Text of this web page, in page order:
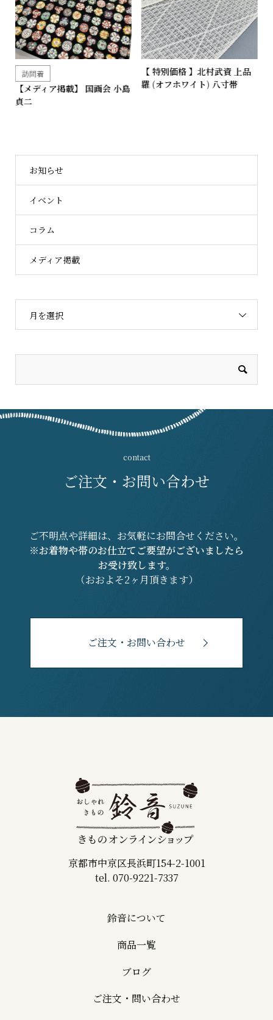
別価格 】北村武資 上品
フホワイト) 八寸帯
【10%OFF】国画会 鈴木紀
訪問着
お知らせ
イベント
コラム
メディア掲載
月を選択
ご注文・お問い合わせ
ご不明点や詳細は、お気軽にお問合せください。
※お着物や帯のお仕立てご要望がございましたら
お受け致します。
（おおよそ2ヶ月頂きます）
ご注文・お問い合わせ
京都市中京区長浜町154-2-1001
tel. 070-9221-7337
鈴音について
商品一覧
ブログ
ご注文・問い合わせ